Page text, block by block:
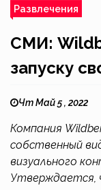
Развлечения
СМИ:
запуску
Чт Май 5 , 2022
Компания
собственный
визуального
Утверждается,